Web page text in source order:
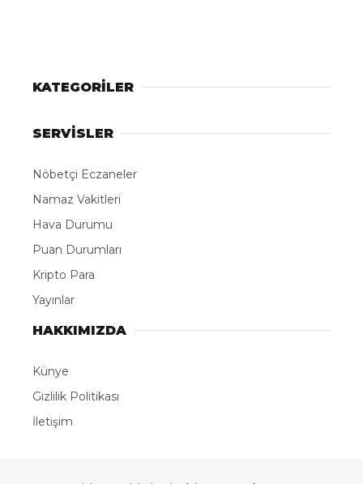
KATEGORİLER
SERVİSLER
Nöbetçi Eczaneler
Namaz Vakitleri
Hava Durumu
Puan Durumları
Kripto Para
Yayınlar
HAKKIMIZDA
Künye
Gizlilik Politikası
İletişim